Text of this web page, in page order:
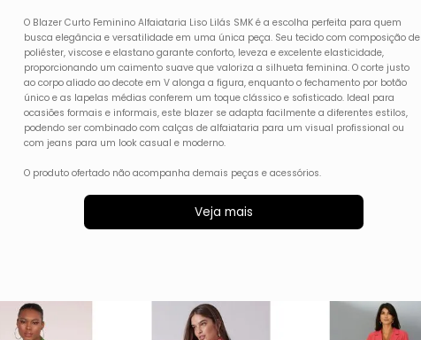
O Blazer Curto Feminino Alfaiataria Liso Lilás SMK é a escolha perfeita para quem
busca elegância e versatilidade em uma única peça. Seu tecido com composição de
poliéster, viscose e elastano garante conforto, leveza e excelente elasticidade,
proporcionando um caimento suave que valoriza a silhueta feminina. O corte justo
ao corpo aliado ao decote em V alonga a figura, enquanto o fechamento por botão
único e as lapelas médias conferem um toque clássico e sofisticado. Ideal para
ocasiões formais e informais, este blazer se adapta facilmente a diferentes estilos,
podendo ser combinado com calças de alfaiataria para um visual profissional ou
com jeans para um look casual e moderno.
O produto ofertado não acompanha demais peças e acessórios.
Veja mais